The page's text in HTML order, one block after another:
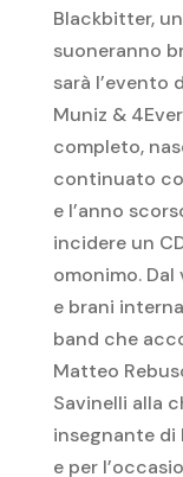
Blackbitter,
suoneranno
sarà l’evento
Muniz &
completo,
continuato
e l’anno
incidere un
omonimo.
e brani
band che
Matteo
Savinelli alla
insegnante di
e per